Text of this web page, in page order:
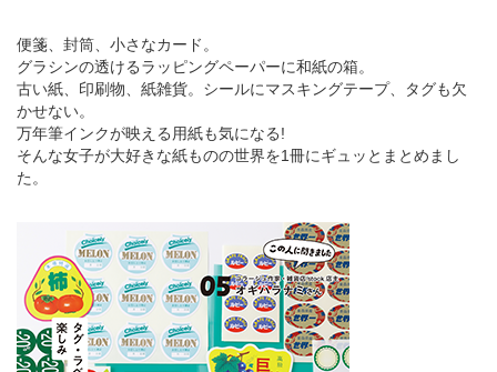
便箋、封筒、小さなカード。
グラシンの透けるラッピングペーパーに和紙の箱。
古い紙、印刷物、紙雑貨。シールにマスキングテープ、タグも欠
かせない。
万年筆インクが映える用紙も気になる!
そんな女子が大好きな紙ものの世界を1冊にギュッとまとめまし
た。